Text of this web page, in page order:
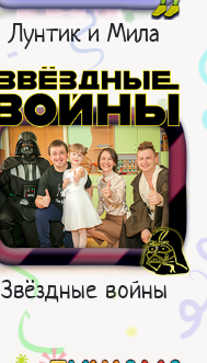
Лунтик и Мила
Звёздные войны